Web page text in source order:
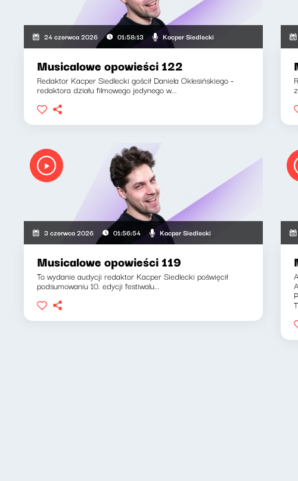
24 czerwca 2026 01:58:13 Kacper Siedlecki
Musicalowe opowieści 122
Redaktor Kacper Siedlecki gościł Daniela Oklesińskiego -
redaktora działu filmowego jedynego w...
3 czerwca 2026 01:56:54 Kacper Siedlecki
Musicalowe opowieści 119
To wydanie audycji redaktor Kacper Siedlecki poświęcił
podsumowaniu 10. edycji festiwalu...